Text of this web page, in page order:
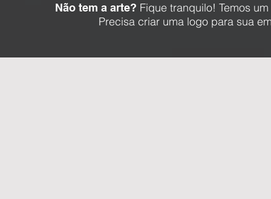
Não tem a arte? Fique tranquilo! Temos
Precisa criar uma logo para sua